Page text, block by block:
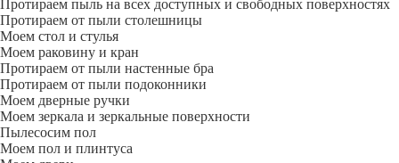
Протираем пыль на всех доступных и свободных поверхностях
Протираем от пыли столешницы
Моем стол и стулья
Моем раковину и кран
Протираем от пыли настенные бра
Протираем от пыли подоконники
Моем дверные ручки
Моем зеркала и зеркальные поверхности
Пылесосим пол
Моем пол и плинтуса